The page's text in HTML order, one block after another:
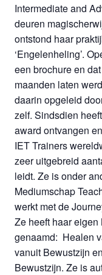
Intermediate and
deuren
ontstond haar
‘Engelenheling’.
een brochure en
maanden laten
daarin opgeleid
zelf. Sindsdien
award ontvangen
IET Trainers
zeer uitgebreid
leidt. Ze is onder
Mediumschap
werkt met de
Ze heeft haar
genaamd: Healen
vanuit Bewustzijn
Bewustzijn. Ze is